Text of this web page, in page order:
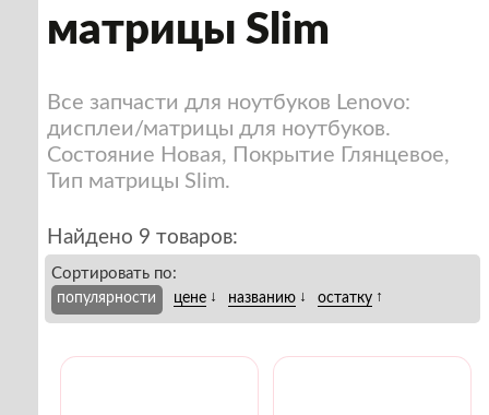
матрицы Slim
Все запчасти для ноутбуков Lenovo:
дисплеи/матрицы для ноутбуков.
Состояние Новая, Покрытие Глянцевое,
Тип матрицы Slim.
Найдено 9 товаров:
Сортировать по:
популярности цене ↓ названию ↓ остатку ↑